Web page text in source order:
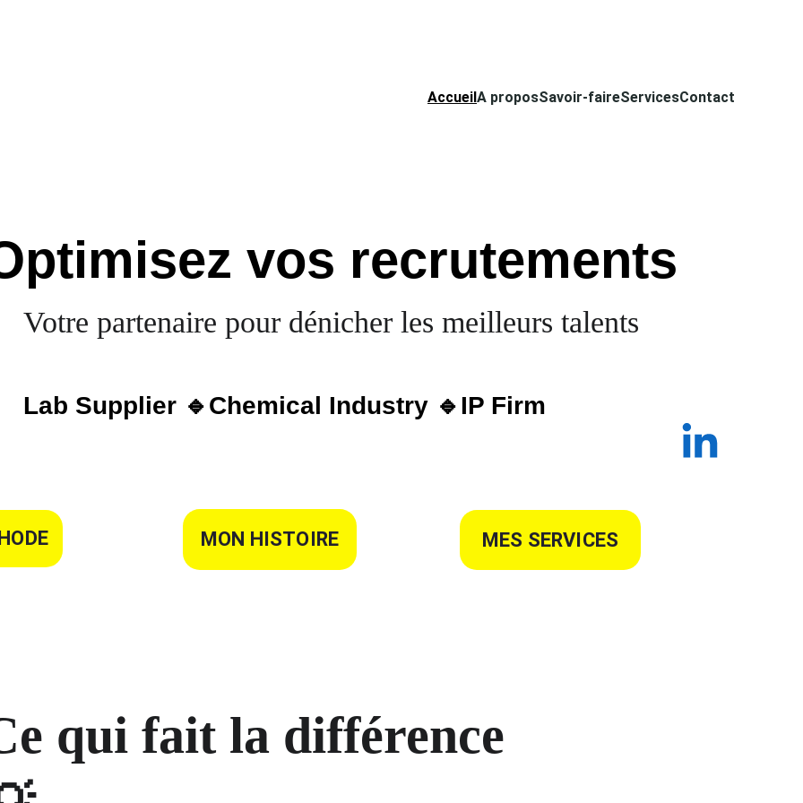
AccueilA proposSavoir-faireServicesContact
vos recrutements
Votre partenaire pour dénicher les meilleurs talents
Lab Supplier 🔹Chemical Industry 🔹IP Firm
MON HISTOIRE MES SERVICES
qui fait la différence